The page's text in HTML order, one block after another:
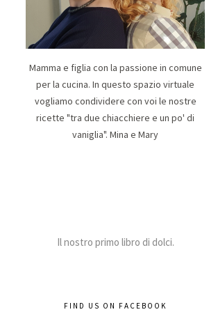
Mamma e figlia con la passione in comune
per la cucina. In questo spazio virtuale
vogliamo condividere con voi le nostre
ricette "tra due chiacchiere e un po' di
vaniglia". Mina e Mary
Il nostro primo libro di dolci.
FIND US ON FACEBOOK